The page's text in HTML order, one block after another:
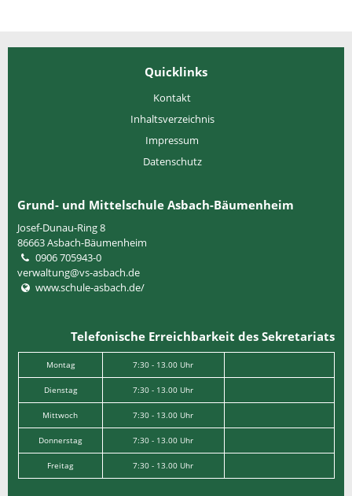
Quicklinks
Kontakt
Inhaltsverzeichnis
Impressum
Datenschutz
Grund- und Mittelschule Asbach-Bäumenheim
Josef-Dunau-Ring 8
86663Asbach-Bäumenheim
0906 705943-0
verwaltung@vs-asbach.de
www.schule-asbach.de/
Telefonische Erreichbarkeit des Sekretariats
Montag 7:30 - 13.00 Uhr
Dienstag 7:30 - 13.00 Uhr
Mittwoch 7:30 - 13.00 Uhr
Donnerstag 7:30 - 13.00 Uhr
Freitag 7:30 - 13.00 Uhr